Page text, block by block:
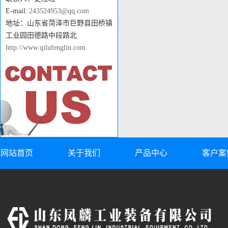
E-mail: 243524953@qq.com
地址：山东省菏泽市巨野县田桥镇
工业园田德路中段路北
http://www.qilufenglin.com
网站首页 关于我们 产品中心 客户案